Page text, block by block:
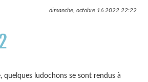
dimanche, octobre 16 202222:22
quelques ludochons se sont rendus à